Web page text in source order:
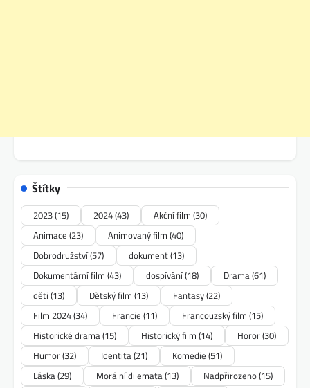
Štítky
2023(15) 2024(43) Akční film (30)
Animace (23) Animovaný film (40)
Dobrodružství(57) dokument(13)
Dokumentární film (43) dospívání(18) Drama(61)
děti (13) Dětský film (13) Fantasy(22)
Film 2024(34) Francie (11) Francouzský film (15)
Historické drama(15) Historický film (14) Horor(30)
Humor(32) Identita(21) Komedie (51)
Láska(29) Morální dilemata(13) Nadpřirozeno(15)